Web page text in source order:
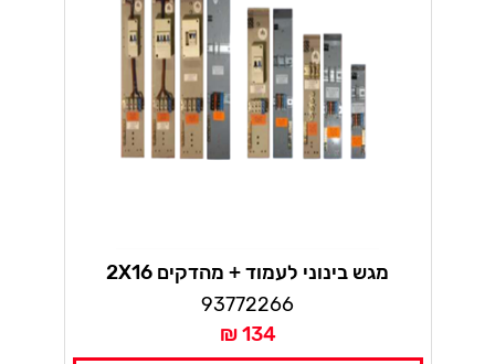
מגש בינוני לעמוד + מהדקים 2X16
93772266
134 ₪